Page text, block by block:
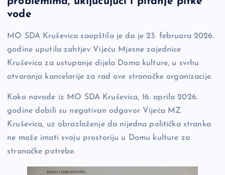
b
o
o
k
n
k
vode
MO SDA Kruševica saopštila je da je 23. februara 2026.
godine uputila zahtjev Vijeću Mjesne zajednice
Kruševica za ustupanje dijela Doma kulture, u svrhu
otvaranja kancelarije za rad ove stranačke organizacije.
Kako navode iz MO SDA Kruševica, 16. aprila 2026.
godine dobili su negativan odgovor Vijeća MZ
Kruševica, uz obrazloženje da nijedna politička stranka
ne može imati svoju prostoriju u Domu kulture za
stranačke potrebe.